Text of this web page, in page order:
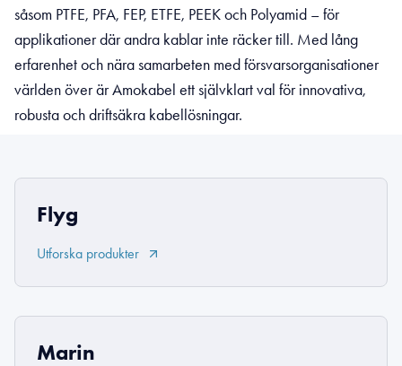
såsom PTFE, PFA, FEP, ETFE, PEEK och Polyamid – för
applikationer där andra kablar inte räcker till. Med lång
erfarenhet och nära samarbeten med försvarsorganisationer
världen över är Amokabel ett självklart val för innovativa,
robusta och driftsäkra kabellösningar.
Flyg
Utforska produkter
Marin